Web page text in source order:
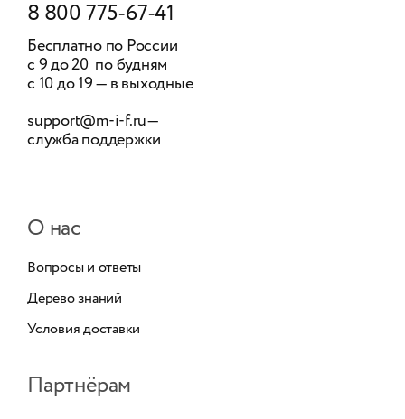
8 800 775-67-41
Бесплатно по России
с 9 до 20 по будням
с 10 до 19 — в выходные
support@m-i-f.ru—
служба поддержки
О нас
Вопросы и ответы
Дерево знаний
Условия доставки
Партнёрам